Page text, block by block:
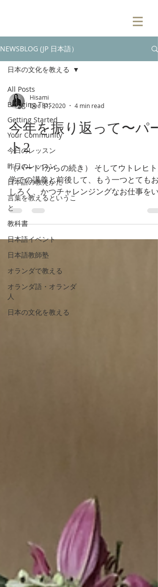
NEWSBLOG (JP 日本語）
All Posts
Blogging Tips
Getting Started
Your Community
今日のレッスン
昨日のレッスン
日本語の教えかた
言葉を教えるというこ
と
教科書
日本語イベント
日本語教師塾
オランダで教える
オランダ語・オランダ
人
日本の文化を教える
日本の文化を教える
Hisami
Dec 31, 2020
4 min read
今年を振り返って〜パー
ト2
（パート1からの続き） そしてウトレヒト
学での講義と前後して、もう一つとてもお
しろく、かつチャレンジングなお仕事をい
だきました・・・・・ その「おもしろく、
かつチャレンジングなお仕事」はESA
ESTEC（欧州宇宙技術センター）の技術研
者の方たちを対象にワークショッ...